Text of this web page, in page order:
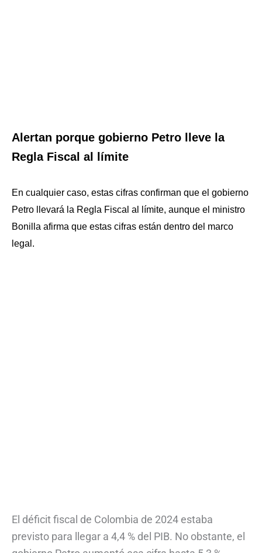
Alertan porque gobierno Petro lleve la
Regla Fiscal al límite
En cualquier caso, estas cifras confirman que el gobierno
Petro llevará la Regla Fiscal al límite, aunque el ministro
Bonilla afirma que estas cifras están dentro del marco
legal.
El déficit fiscal de Colombia de 2024 estaba
previsto para llegar a 4,4 % del PIB. No obstante, el